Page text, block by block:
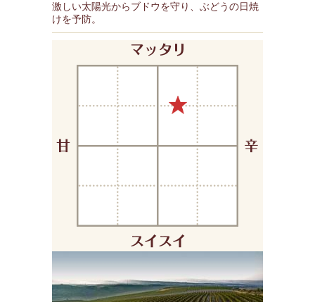
激しい太陽光からブドウを守り、ぶどうの日焼
けを予防。